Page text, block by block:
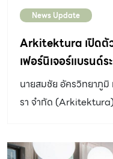
นอกจากนี้พื้นผิวของวัสดุ
ผ่านเข้ามาจากภายนอ
บ้านหลังนี้นั้น มีการคิดค
ไปกับการใช้งาน จากชั้
กลางของตัวบ้าน ผู้ออก
พื้นที่ส่วนนี้มีการเปิดพื้น
ได้ทั้งความสงบ และคว
และชั้นลอยที่เป็นพื้นที่นั่
News Update
Arkitektura เปิดตั
เฟอร์นิเจอร์แบรนด์
ระดับ
นายสมชัย อัครวิทยาภูมิ
รา จำกัด (Arkitektura)